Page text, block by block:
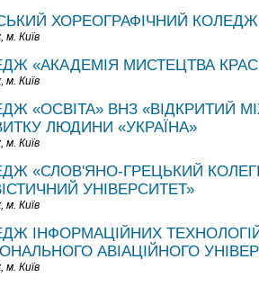
ХОРЕОГРАФІЧНИЙ КОЛЕДЖ
м. Київ
«АКАДЕМІЯ МИСТЕЦТВА
м. Київ
«ОСВІТА» ВНЗ «ВІДКРИТИЙ
ЛЮДИНИ «УКРАЇНА»
м. Київ
«СЛОВ'ЯНО-ГРЕЦЬКИЙ
УНІВЕРСИТЕТ»
м. Київ
ІНФОРМАЦІЙНИХ
АВІАЦІЙНОГО
м. Київ